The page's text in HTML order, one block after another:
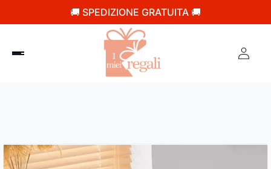
🚚 SPEDIZIONE GRATUITA 🚚